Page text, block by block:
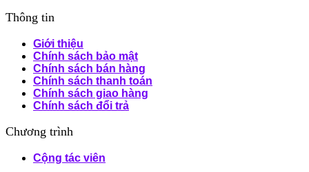
Thông tin
Giới thiệu
Chính sách bảo mật
Chính sách bán hàng
Chính sách thanh toán
Chính sách giao hàng
Chính sách đổi trả
Chương trình
Cộng tác viên